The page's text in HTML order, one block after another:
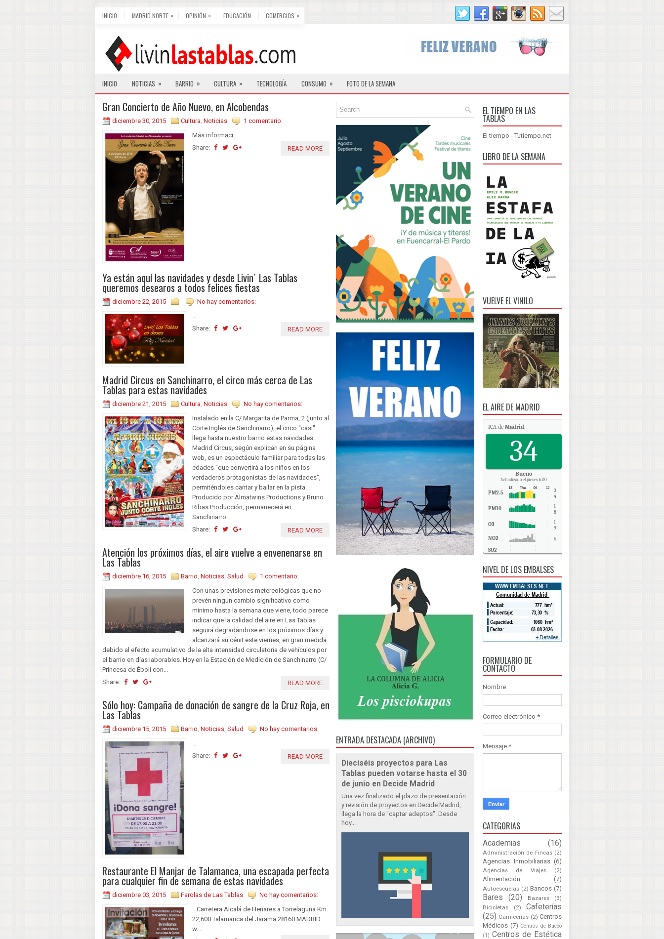
INICIO MADRID NORTE » OPINIÓN » EDUCACIÓN COMERCIOS »
INICIO NOTICIAS » BARRIO » CULTURA » TECNOLOGÍA CONSUMO » FOTO DE LA SEMANA
Gran Concierto de Año Nuevo, en Alcobendas
diciembre 30, 2015 Cultura, Noticias
1 comentario:
Más informaci...
Share:
READ MORE
Ya están aquí las navidades y desde Livin´ Las Tablas
queremos desearos a todos felices fiestas
diciembre 22, 2015
No hay comentarios:
Share:
READ MORE
Madrid Circus en Sanchinarro, el circo más cerca de Las
Tablas para estas navidades
diciembre 21, 2015 Cultura Noticias
No hay comentarios:
Instalado en la C/ Margarita de Parma, 2 (junto al
Corte Inglés de Sanchinarro), el circo "casi"
llega hasta nuestro barrio estas navidades.
Madrid Circus, según explican en su página
web, es un espectáculo familiar para todas las
edades "que convertirá a los niños en los
verdaderos protagonistas de las navidades",
permiténdoles cantar y bailar en la pista.
Producido por Almatwins Productions y Bruno
Ribas Producción, permanecerá en
Sanchinarro...
Share:
READ MORE
Atención los próximos días, el aire vuelve a envenenarse en
Las Tablas
diciembre 16, 2015 Barrio Noticias Salud
1 comentario:
Con unas previsiones metereológicas que no
prevén ningún cambio significativo como
mínimo hasta la semana que viene, todo parece
indicar que la calidad del aire en Las Tablas
seguirá degradándose en los próximos días y
alcanzará su cénit este viernes, en gran medida
debido al efecto acumulativo de la alta intensidad circulatoria de vehículos por
el barrio en días laborables. Hoy en la Estación de Medición de Sanchinarro (C/
Princesa de Éboli con...
Share:
READ MORE
Sólo hoy: Campaña de donación de sangre de la Cruz Roja, en
Las Tablas
diciembre 15, 2015 Barrio Noticias Salud
No hay comentarios:
Share:
READ MORE
Restaurante El Manjar de Talamanca, una escapada perfecta
para cualquier fin de semana de estas navidades
diciembre 03, 2015 Farolas de Las Tablas
No hay comentarios:
Carretera Alcalá de Henares a Torrelaguna Km.
22,600 Talamanca del Jarama 28160 MADRID
w...
ENTRADA DESTACADA (ARCHIVO)
Dieciséis proyectos para Las
Tablas pueden votarse hasta el 30
de junio en Decide Madrid
Una vez finalizado el plazo de presentación
y revisión de proyectos en Decide Madrid,
llega la hora de "captar adeptos". Desde
hoy...
EL TIEMPO EN LAS
TABLAS
El tiempo - Tutiempo.net
LIBRO DE LA SEMANA
VUELVE EL VINILO
EL AIRE DE MADRID
ICA de Madrid.
34
Bueno
Actualizado el jueves 6:00
PM2.5
3
4
PM10
1
8
O3
1
9
NO2 6
SO2 -
NIVEL DE LOS EMBALSES
FORMULARIO DE
CONTACTO
Nombre
Correo electrónico *
Mensaje *
CATEGORIAS
Academias (16)
Administración de Fincas (2)
Agencias Inmobiliarias (6)
Agencias de Viajes (2)
Alimentación (7)
Autoescuelas (2) Bancos (7)
Bares (20) Bazares
(3)
Bicicletas
(2)
Cafeterías
(25) Carnicerías (2) Centros
Médicos (7) Centros de Buceo
(1) Centros de Estética